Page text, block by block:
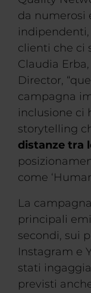
da numerosi
clienti che ci
Claudia
Director,
campagna
inclusione ci
storytelling
distanze tra
come
La
principali
secondi, sui
Instagram e
stati
previsti